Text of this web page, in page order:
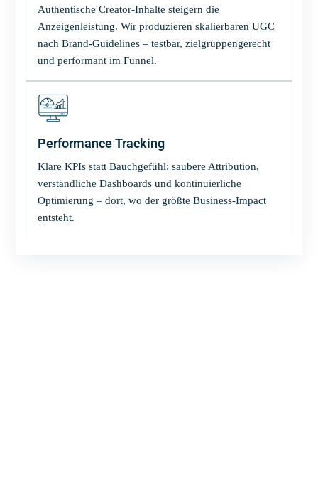
Authentische Creator-Inhalte steigern die
Anzeigenleistung. Wir produzieren skalierbaren UGC
nach Brand-Guidelines – testbar, zielgruppengerecht
und performant im Funnel.
Performance Tracking
Klare KPIs statt Bauchgefühl: saubere Attribution,
verständliche Dashboards und kontinuierliche
Optimierung – dort, wo der größte Business-Impact
entsteht.